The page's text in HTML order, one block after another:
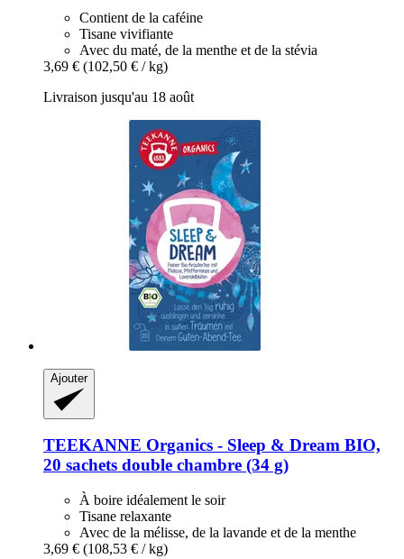
Contient de la caféine
Tisane vivifiante
Avec du maté, de la menthe et de la stévia
3,69 € (102,50 € / kg)
Livraison jusqu'au 18 août
Ajouter
TEEKANNE Organics -​ Sleep & Dream BIO,
20 sachets double chambre (34 g)
À boire idéalement le soir
Tisane relaxante
Avec de la mélisse, de la lavande et de la menthe
3,69 € (108,53 € / kg)